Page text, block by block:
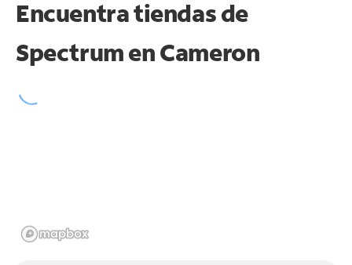
Encuentra tiendas de
Spectrum enCameron